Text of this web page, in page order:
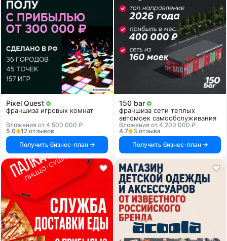
Pixel Quest
франшиза игровых комнат
Вложения от 4 500 000 ₽
5.0
12 отзывов
Получить бизнес-план
150 bar
франшиза сети теплых
автомоек самообслуживания
Вложения от 4 200 000 ₽
4.7
3 отзыва
Получить бизнес-план